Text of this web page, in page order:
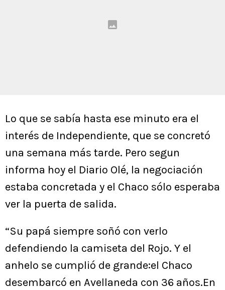
Lo que se sabía hasta ese minuto era el
interés de Independiente, que se concretó
una semana más tarde. Pero segun
informa hoy el Diario Olé, la negociación
estaba concretada y el Chaco sólo esperaba
ver la puerta de salida.
“Su papá siempre soñó con verlo
defendiendo la camiseta del Rojo. Y el
anhelo se cumplió de grande:el Chaco
desembarcó en Avellaneda con 36 años.En